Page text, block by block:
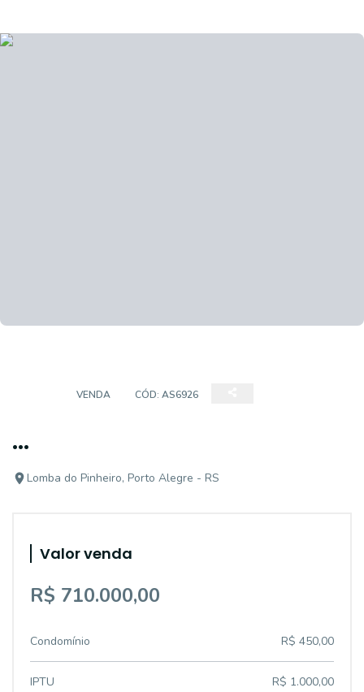
VENDA CÓD: AS6926
...
Lomba do Pinheiro, Porto Alegre - RS
Valor venda
R$ 710.000,00
Condomínio R$ 450,00
IPTU R$ 1.000,00